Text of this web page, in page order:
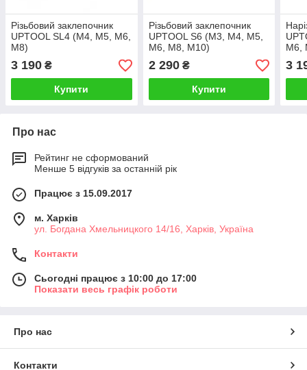
Різьбовий заклепочник
UPTOOL SL4 (М4, М5, М6,
М8)
3 190 ₴
Купити
Різьбовий заклепочник
UPTOOL S6 (М3, М4, М5,
М6, М8, М10)
2 290₴
Купити
М6,
3
Про нас
Рейтинг не сформований
Менше 5 відгуків за останній рік
Працює з 15.09.2017
м. Харків
ул. Богдана Хмельницкого 14/16, Харків, Україна
Контакти
Сьогодні працює з 10:00 до 17:00
Показати весь графік роботи
Про нас
Контакти